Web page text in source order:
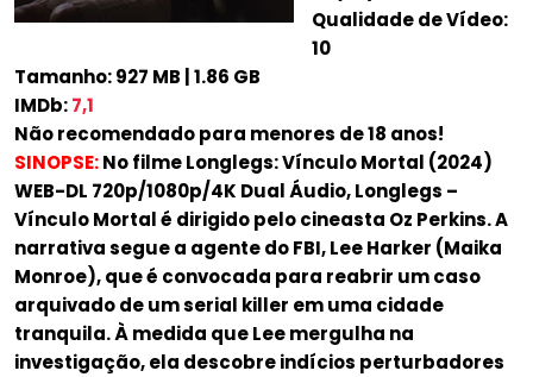
Qualidade de Vídeo:
10
Tamanho: 927 MB | 1.86 GB
IMDb:7,1
Não recomendado para menores de 18 anos!
SINOPSE:No filme Longlegs: Vínculo Mortal (2024)
WEB-DL 720p/1080p/4K Dual Áudio, Longlegs –
Vínculo Mortal é dirigido pelo cineasta Oz Perkins. A
narrativa segue a agente do FBI, Lee Harker (Maika
Monroe), que é convocada para reabrir um caso
arquivado de um serial killer em uma cidade
tranquila. À medida que Lee mergulha na
investigação, ela descobre indícios perturbadores